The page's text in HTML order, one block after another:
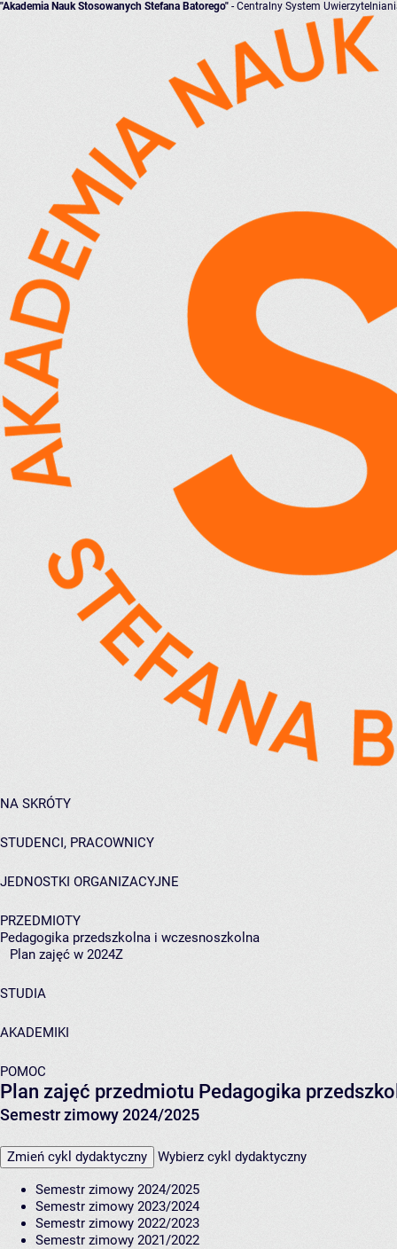
"Akademia Nauk Stosowanych Stefana Batorego" - Centralny System
NA SKRÓTY
STUDENCI, PRACOWNICY
JEDNOSTKI ORGANIZACYJNE
PRZEDMIOTY
Pedagogika przedszkolna i wczesnoszkolna
Plan zajęć w 2024Z
STUDIA
AKADEMIKI
POMOC
Plan zajęć przedmiotu Pedagogika
Semestr zimowy 2024/2025
Zmień cykl dydaktyczny Wybierz cykl dydaktyczny
Semestr zimowy 2024/2025
Semestr zimowy 2023/2024
Semestr zimowy 2022/2023
Semestr zimowy 2021/2022